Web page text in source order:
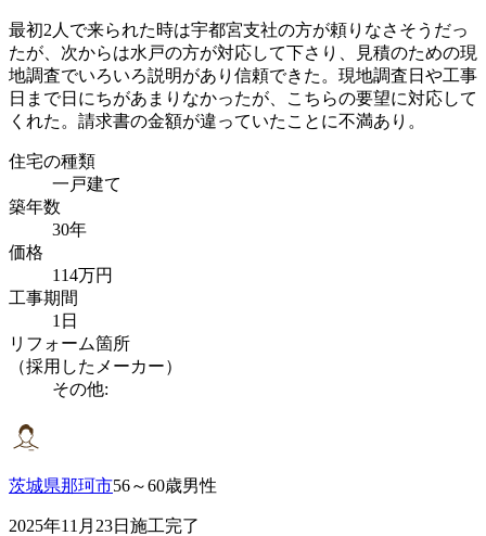
最初2人で来られた時は宇都宮支社の方が頼りなさそうだっ
たが、次からは水戸の方が対応して下さり、見積のための現
地調査でいろいろ説明があり信頼できた。現地調査日や工事
日まで日にちがあまりなかったが、こちらの要望に対応して
くれた。請求書の金額が違っていたことに不満あり。
住宅の種類
一戸建て
築年数
30年
価格
114万円
工事期間
1日
リフォーム箇所
（採用したメーカー）
その他:
茨城県那珂市56～60歳男性
2025年11月23日施工完了